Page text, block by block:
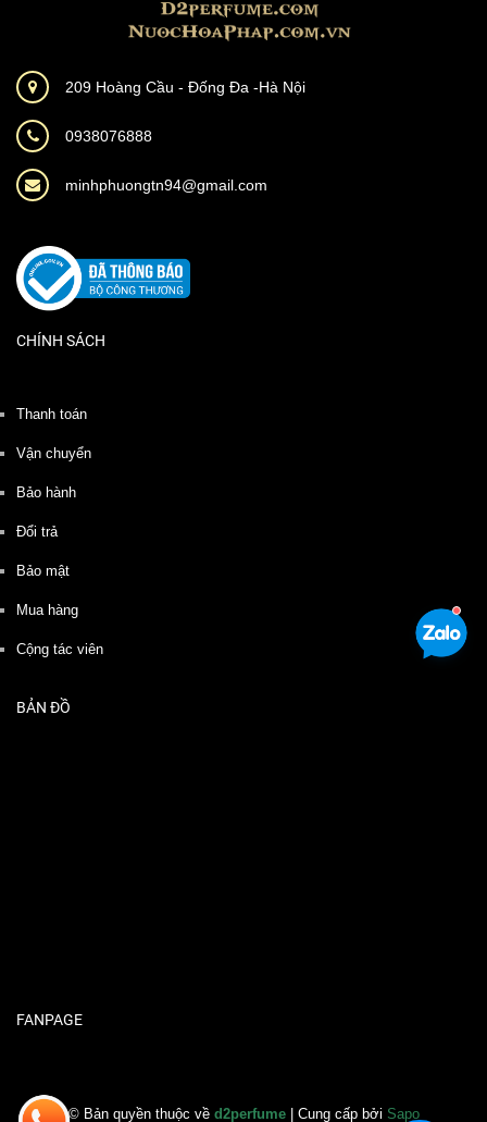
209 Hoàng Cầu - Đống Đa -Hà Nội
0938076888
minhphuongtn94@gmail.com
CHÍNH SÁCH
Thanh toán
Vận chuyển
Bảo hành
Đổi trả
Bảo mật
Mua hàng
Cộng tác viên
BẢN ĐỒ
FANPAGE
© Bản quyền thuộc về d2perfume| Cung cấp bởi Sapo